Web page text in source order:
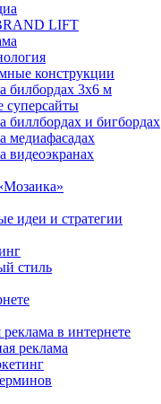
LIFT
конструкции
билбордах 3х6 м
биллбордах и бигбордах
медиафасадах
видеоэкранах
идеи и стратегии
стиль
в интернете
реклама